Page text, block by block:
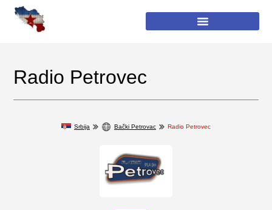
Radio Petrovec
Srbija Bački Petrovac Radio Petrovec